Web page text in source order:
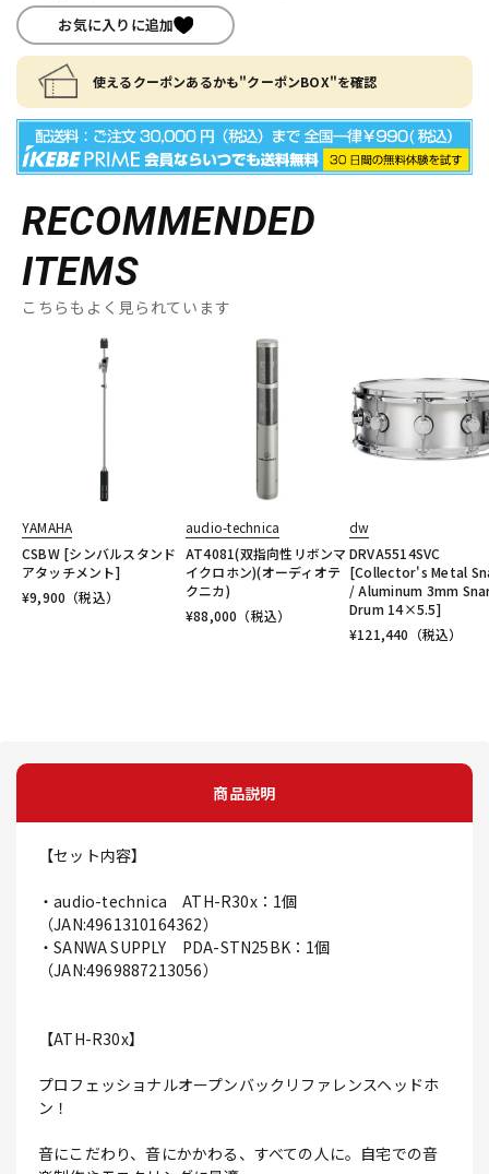
お気に入りに追加
使えるクーポンあるかも"クーポンBOX"を確認
RECOMMENDED
ITEMS
こちらもよく見られています
YAMAHA
CSBW [シンバルスタンド
アタッチメント]
¥9,900 （税込）
audio-technica
AT4081(双指向性リボンマ
イクロホン)(オーディオテ
クニカ)
¥88,000 （税込）
dw
DRVA5514SVC
[Collector's Metal
/ Aluminum 3mm
Drum 14×5.5]
¥121,440 （税込）
商品説明
【セット内容】
・audio-technica ATH-R30x：1個
（JAN:4961310164362）
・SANWA SUPPLY PDA-STN25BK：1個
（JAN:4969887213056）
【ATH-R30x】
プロフェッショナルオープンバックリファレンスヘッドホ
ン！
音にこだわり、音にかかわる、すべての人に。自宅での音